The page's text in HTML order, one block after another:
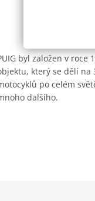
byl založen v roce
který se dělí na
po celém
dalšího.